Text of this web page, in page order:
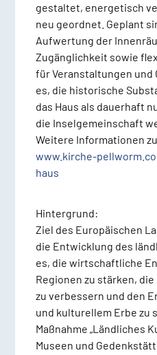
gestaltet, energetisch
neu geordnet . Geplant
Aufwertung der
Zugänglichkeit sowie
für Veranstaltungen und
es, die historische
das Haus als dauerhaft
die Inselgemeinschaft
Weitere Informationen
www.kirche-
haus
Hintergrund:
Ziel des Europäischen
die Entwicklung des
es, die wirtschaftliche
Regionen zu stärken,
zu verbessern und den
und kulturellem Erbe zu
Maßnahme „Ländliches
Museen und